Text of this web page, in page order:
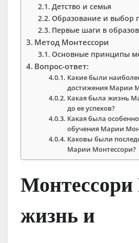
Детство и семья
Образование и выбор
Первые шаги в
Метод Монтессори
Основные принципы
Вопрос-ответ:
Какие были
достижения Марии
Какая была жизнь
до ее успехов?
Какая была
обучения Марии
Каковы были
Марии Монтессори?
жизнь и